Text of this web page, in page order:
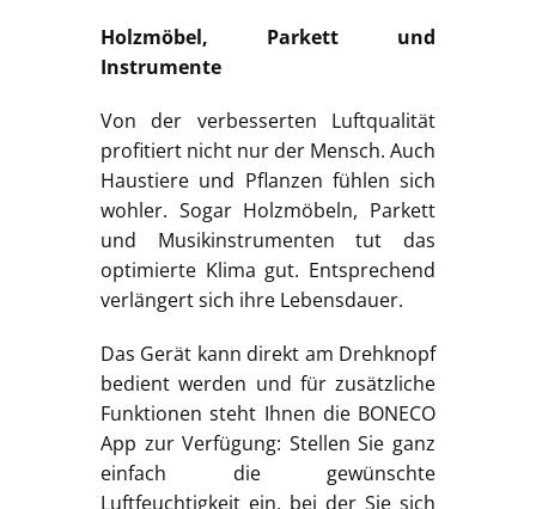
Holzmöbel, Parkett und
Instrumente
Von der verbesserten Luftqualität
profitiert nicht nur der Mensch. Auch
Haustiere und Pflanzen fühlen sich
wohler. Sogar Holzmöbeln, Parkett
und Musikinstrumenten tut das
optimierte Klima gut. Entsprechend
verlängert sich ihre Lebensdauer.
Das Gerät kann direkt am Drehknopf
bedient werden und für zusätzliche
Funktionen steht Ihnen die BONECO
App zur Verfügung: Stellen Sie ganz
einfach die gewünschte
Luftfeuchtigkeit ein, bei der Sie sich